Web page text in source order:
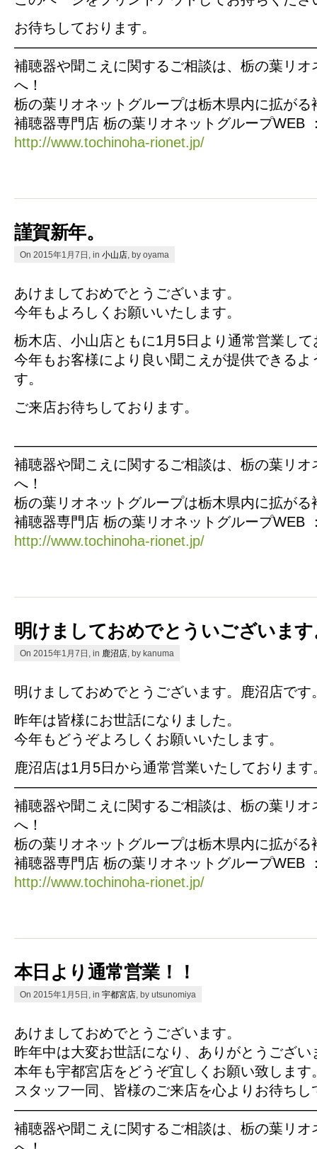
お待ちしております。
補聴器や聞こえに関するご相談は、栃の葉リオ
へ！
栃の葉リオネットグループは栃木県内に拡がる
補聴器専門店 栃の葉リオネットグループWEB
http://www.tochinoha-rionet.jp/
謹賀新年。
On 2015年1月7日, in 小山店 , by oyama
あけましておめでとうございます。
今年もよろしくお願いいたします。
栃木店、小山店ともに1月5日より通常営業して
今年もお客様により良い聞こえが提供できるよ
す。
ご来店お待ちしております。
補聴器や聞こえに関するご相談は、栃の葉リオ
へ！
栃の葉リオネットグループは栃木県内に拡がる
補聴器専門店 栃の葉リオネットグループWEB
http://www.tochinoha-rionet.jp/
明けましておめでとういございま
On 2015年1月7日, in 鹿沼店 , by kanuma
明けましておめでとうございます。鹿沼店です
昨年は皆様にお世話になりました。
今年もどうぞよろしくお願いいたします。
鹿沼店は1月5日から通常営業いたしております
補聴器や聞こえに関するご相談は、栃の葉リオ
へ！
栃の葉リオネットグループは栃木県内に拡がる
補聴器専門店 栃の葉リオネットグループWEB
http://www.tochinoha-rionet.jp/
本日より通常営業！！
On 2015年1月5日, in 宇都宮店 , by utsunomiya
あけましておめでとうございます。
昨年中は大変お世話になり、ありがとうござい
本年も宇都宮店をどうぞ宜しくお願い致します
スタッフ一同、皆様のご来店を心よりお待ちし
補聴器や聞こえに関するご相談は、栃の葉リオ